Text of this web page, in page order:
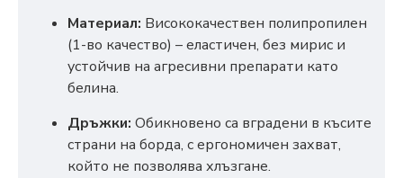
Материал: Висококачествен полипропилен
(1-во качество) – еластичен, без мирис и
устойчив на агресивни препарати като
белина.
Дръжки: Обикновено са вградени в късите
страни на борда, с ергономичен захват,
който не позволява хлъзгане.